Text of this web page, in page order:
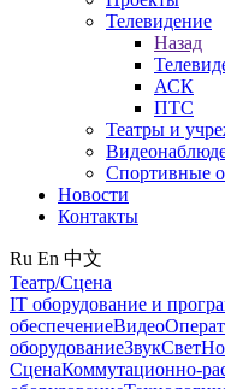
Телевидение
Назад
АСК
ПТС
Театры и
Спортивные
Новости
Контакты
Ru En 中文
Театр/Сцена
IT оборудование и
обеспечениеВидео
оборудованиеЗвукСвет
СценаКоммутационно-